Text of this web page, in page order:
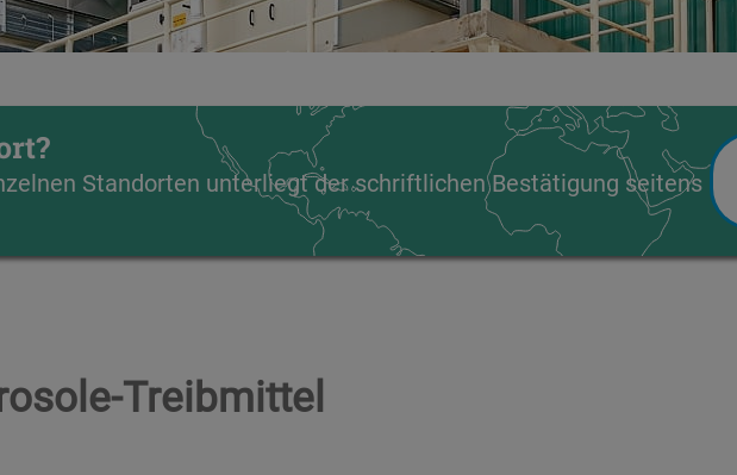
Standorten unterliegt der schriftlichen Bestätigung seitens
Treibmittel